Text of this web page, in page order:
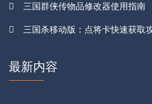
三国群侠传物品修改器使用指南
三国杀移动版：点将卡快速获取
最新内容